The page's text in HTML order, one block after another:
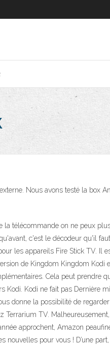
Nous avons testé la box
télécommande on ne peux
c'est le décodeur qu'il
les appareils Fire Stick TV. Il
de Kingdom Kingdom Kodi
Cela peut prendre
Kodi ne fait pas Dernière
donne la possibilité de
TV.
approchent, Amazon
pour vous ! D’une part,